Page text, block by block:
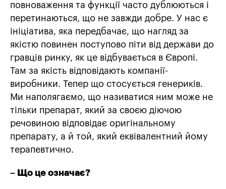
повноваження та функції часто дублюються і
перетинаються, що не завжди добре. У нас є
ініціатива, яка передбачає, що нагляд за
якістю повинен поступово піти від держави до
гравців ринку, як це відбувається в Європі.
Там за якість відповідають компанії-
виробники. Тепер що стосується генериків.
Ми наполягаємо, що називатися ним може не
тільки препарат, який за своєю діючою
речовиною відповідає оригінальному
препарату, а й той, який еквівалентний йому
терапевтично.
– Що це означає?